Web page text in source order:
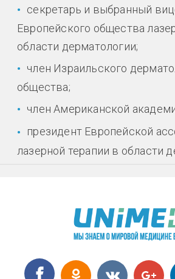
секретарь и выбранный
Европейского общества
области дерматологии;
член Израильского
общества;
член Американской
президент Европейской
лазерной терапии в области